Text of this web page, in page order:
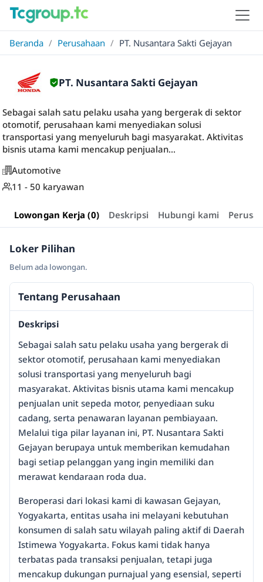
Beranda / Perusahaan / PT. Nusantara Sakti Gejayan
PT. Nusantara Sakti Gejayan
Sebagai salah satu pelaku usaha yang bergerak di sektor
otomotif, perusahaan kami menyediakan solusi
transportasi yang menyeluruh bagi masyarakat. Aktivitas
bisnis utama kami mencakup penjualan...
Automotive
11 - 50 karyawan
Lowongan Kerja (0) Deskripsi Hubungi kami
Loker Pilihan
Belum ada lowongan.
Tentang Perusahaan
Deskripsi
Sebagai salah satu pelaku usaha yang bergerak di
sektor otomotif, perusahaan kami menyediakan
solusi transportasi yang menyeluruh bagi
masyarakat. Aktivitas bisnis utama kami mencakup
penjualan unit sepeda motor, penyediaan suku
cadang, serta penawaran layanan pembiayaan.
Melalui tiga pilar layanan ini, PT. Nusantara Sakti
Gejayan berupaya untuk memberikan kemudahan
bagi setiap pelanggan yang ingin memiliki dan
merawat kendaraan roda dua.
Beroperasi dari lokasi kami di kawasan Gejayan,
Yogyakarta, entitas usaha ini melayani kebutuhan
konsumen di salah satu wilayah paling aktif di Daerah
Istimewa Yogyakarta. Fokus kami tidak hanya
terbatas pada transaksi penjualan, tetapi juga
mencakup dukungan purnajual yang esensial, seperti